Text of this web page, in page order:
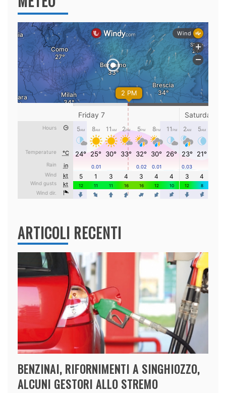
ARTICOLI RECENTI
BENZINAI, RIFORNIMENTI A SINGHIOZZO,
ALCUNI GESTORI ALLO STREMO